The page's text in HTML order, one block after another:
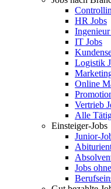
HR Jobs
Ingenieur
IT Jobs
Logistik
Online
Vertrieb
Alle
Einsteiger-Jobs
Junior-
Jobs